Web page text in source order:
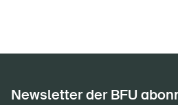
Newsletter der BFU